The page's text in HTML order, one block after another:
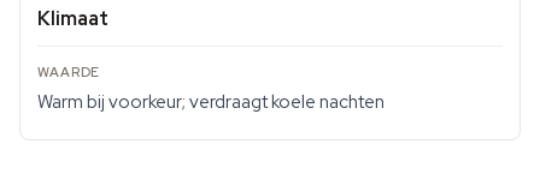
Klimaat
Warm bij voorkeur; verdraagt koele nachten